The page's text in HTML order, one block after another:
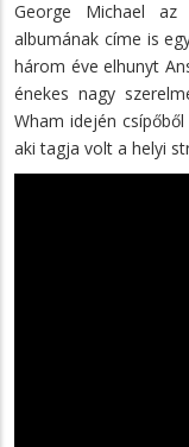
George Michael
albumának címe is
három éve elhunyt
énekes nagy
Wham idején
aki tagja volt a helyi